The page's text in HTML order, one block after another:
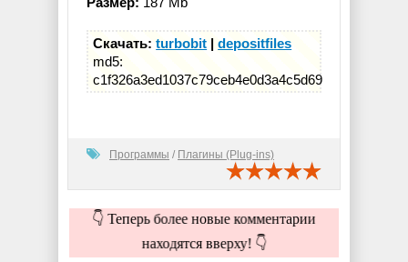
Скачать:turbobit |depositfiles
md5:
c1f326a3ed1037c79ceb4e0d3a4c5d69
Программы / Плагины (Plug-ins)
👇 Теперь более новые комментарии
находятся вверху! 👇